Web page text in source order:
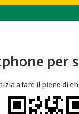
a fare il pieno di